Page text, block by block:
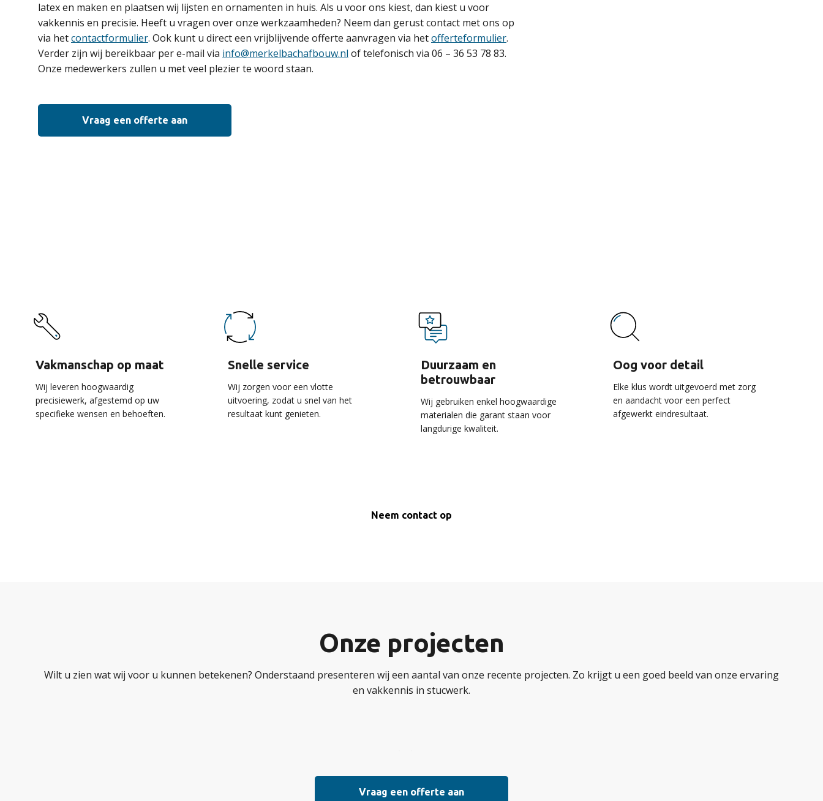
latex en maken en plaatsen wij lijsten en ornamenten in huis. Als u voor ons kiest, dan kiest u voor
vakkennis en precisie. Heeft u vragen over onze werkzaamheden? Neem dan gerust contact met ons op
via hetcontactformulier. Ook kunt u direct een vrijblijvende offerte aanvragen via hetofferteformulier.
Verder zijn wij bereikbaar per e-mail via info@merkelbachafbouw.nl of telefonisch via 06 – 36 53 78 83.
Onze medewerkers zullen u met veel plezier te woord staan.
Vraag een offerte aan
Vakmanschap op maat
Wij leveren hoogwaardig
precisiewerk, afgestemd op uw
specifieke wensen en behoeften.
Snelle service
Wij zorgen voor een vlotte
uitvoering, zodat u snel van het
resultaat kunt genieten.
Duurzaam en
betrouwbaar
Wij gebruiken enkel hoogwaardige
materialen die garant staan voor
langdurige kwaliteit.
Oog voor detail
Elke klus wordt uitgevoerd met zorg
en aandacht voor een perfect
afgewerkt eindresultaat.
Neem contact op
Onze projecten
Wilt u zien wat wij voor u kunnen betekenen? Onderstaand presenteren wij een aantal van onze recente projecten. Zo krijgt u een goed beeld van onze ervaring
en vakkennis in stucwerk.
Vraag een offerte aan